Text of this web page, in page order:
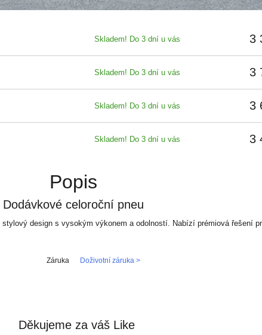
Skladem! Do 3 dní u vás 3
Skladem! Do 3 dní u vás 3
Skladem! Do 3 dní u vás 3
Skladem! Do 3 dní u vás 3
Popis
Dodávkové celoroční pneu
design s vysokým výkonem a odolností. Nabízí prémiová řešení
Záruka Doživotní záruka >
Děkujeme za váš Like